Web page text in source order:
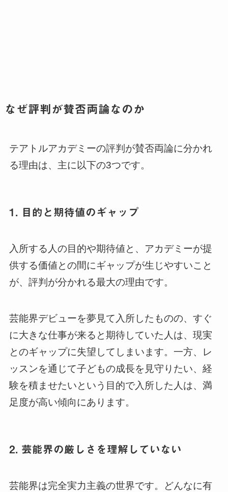
なぜ評判が賛否両論なのか
テアトルアカデミーの評判が賛否両論に分かれ
る理由は、主に以下の3つです。
1. 目的と期待値のギャップ
入所する人の目的や期待値と、アカデミーが提
供する価値との間にギャップが生じやすいこと
が、評判が分かれる最大の理由です。
芸能界デビューを夢見て入所したものの、すぐ
に大きな仕事が来ると期待していた人は、現実
とのギャップに失望してしまいます。一方、レ
ッスンを通じて子どもの成長を見守りたい、経
験を積ませたいという目的で入所した人は、満
足度が高い傾向にあります。
2. 芸能界の厳しさを理解していない
芸能界は完全実力主義の世界です。どんなに有